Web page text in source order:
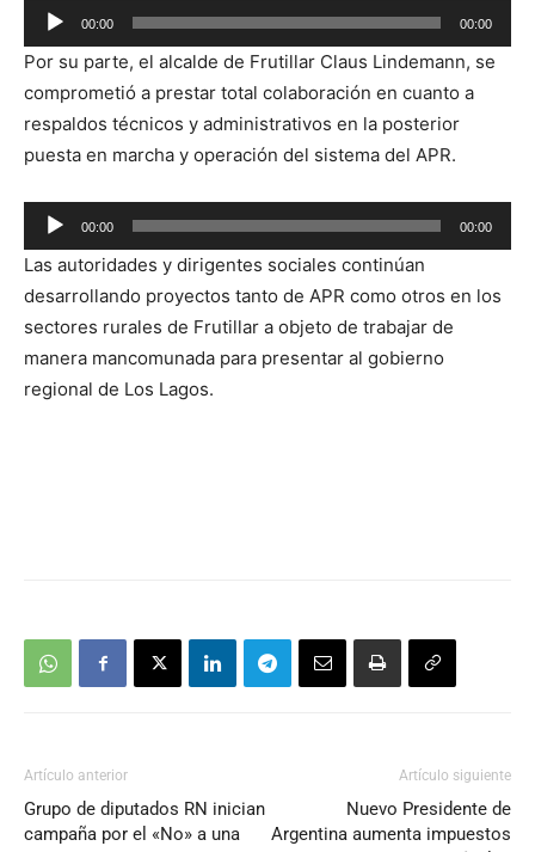
Reproductor
de
audio
00:00 00:00
Por su parte, el alcalde de Frutillar Claus Lindemann, se
comprometió a prestar total colaboración en cuanto a
respaldos técnicos y administrativos en la posterior
puesta en marcha y operación del sistema del APR.
Reproductor
de
audio
00:00 00:00
Las autoridades y dirigentes sociales continúan
desarrollando proyectos tanto de APR como otros en los
sectores rurales de Frutillar a objeto de trabajar de
manera mancomunada para presentar al gobierno
regional de Los Lagos.
Artículo anterior
Grupo de diputados RN inician
campaña por el «No» a una
Artículo siguiente
Nuevo Presidente de
Argentina aumenta impuestos